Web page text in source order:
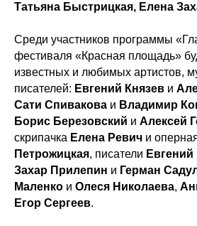
Татьяна Быстрицкая, Елена
Среди участников программы
фестиваля «Красная площадь»
известных и любимых артистов,
писателей: Евгений Князев и
Сати Спивакова и Владимир
Борис Березовский и Алексей
скрипачка Елена Ревич и
Петрожицкая, писатели
Захар Прилепин и Герман
Маленко и Олеся Николаева,
Егор Сергеев.